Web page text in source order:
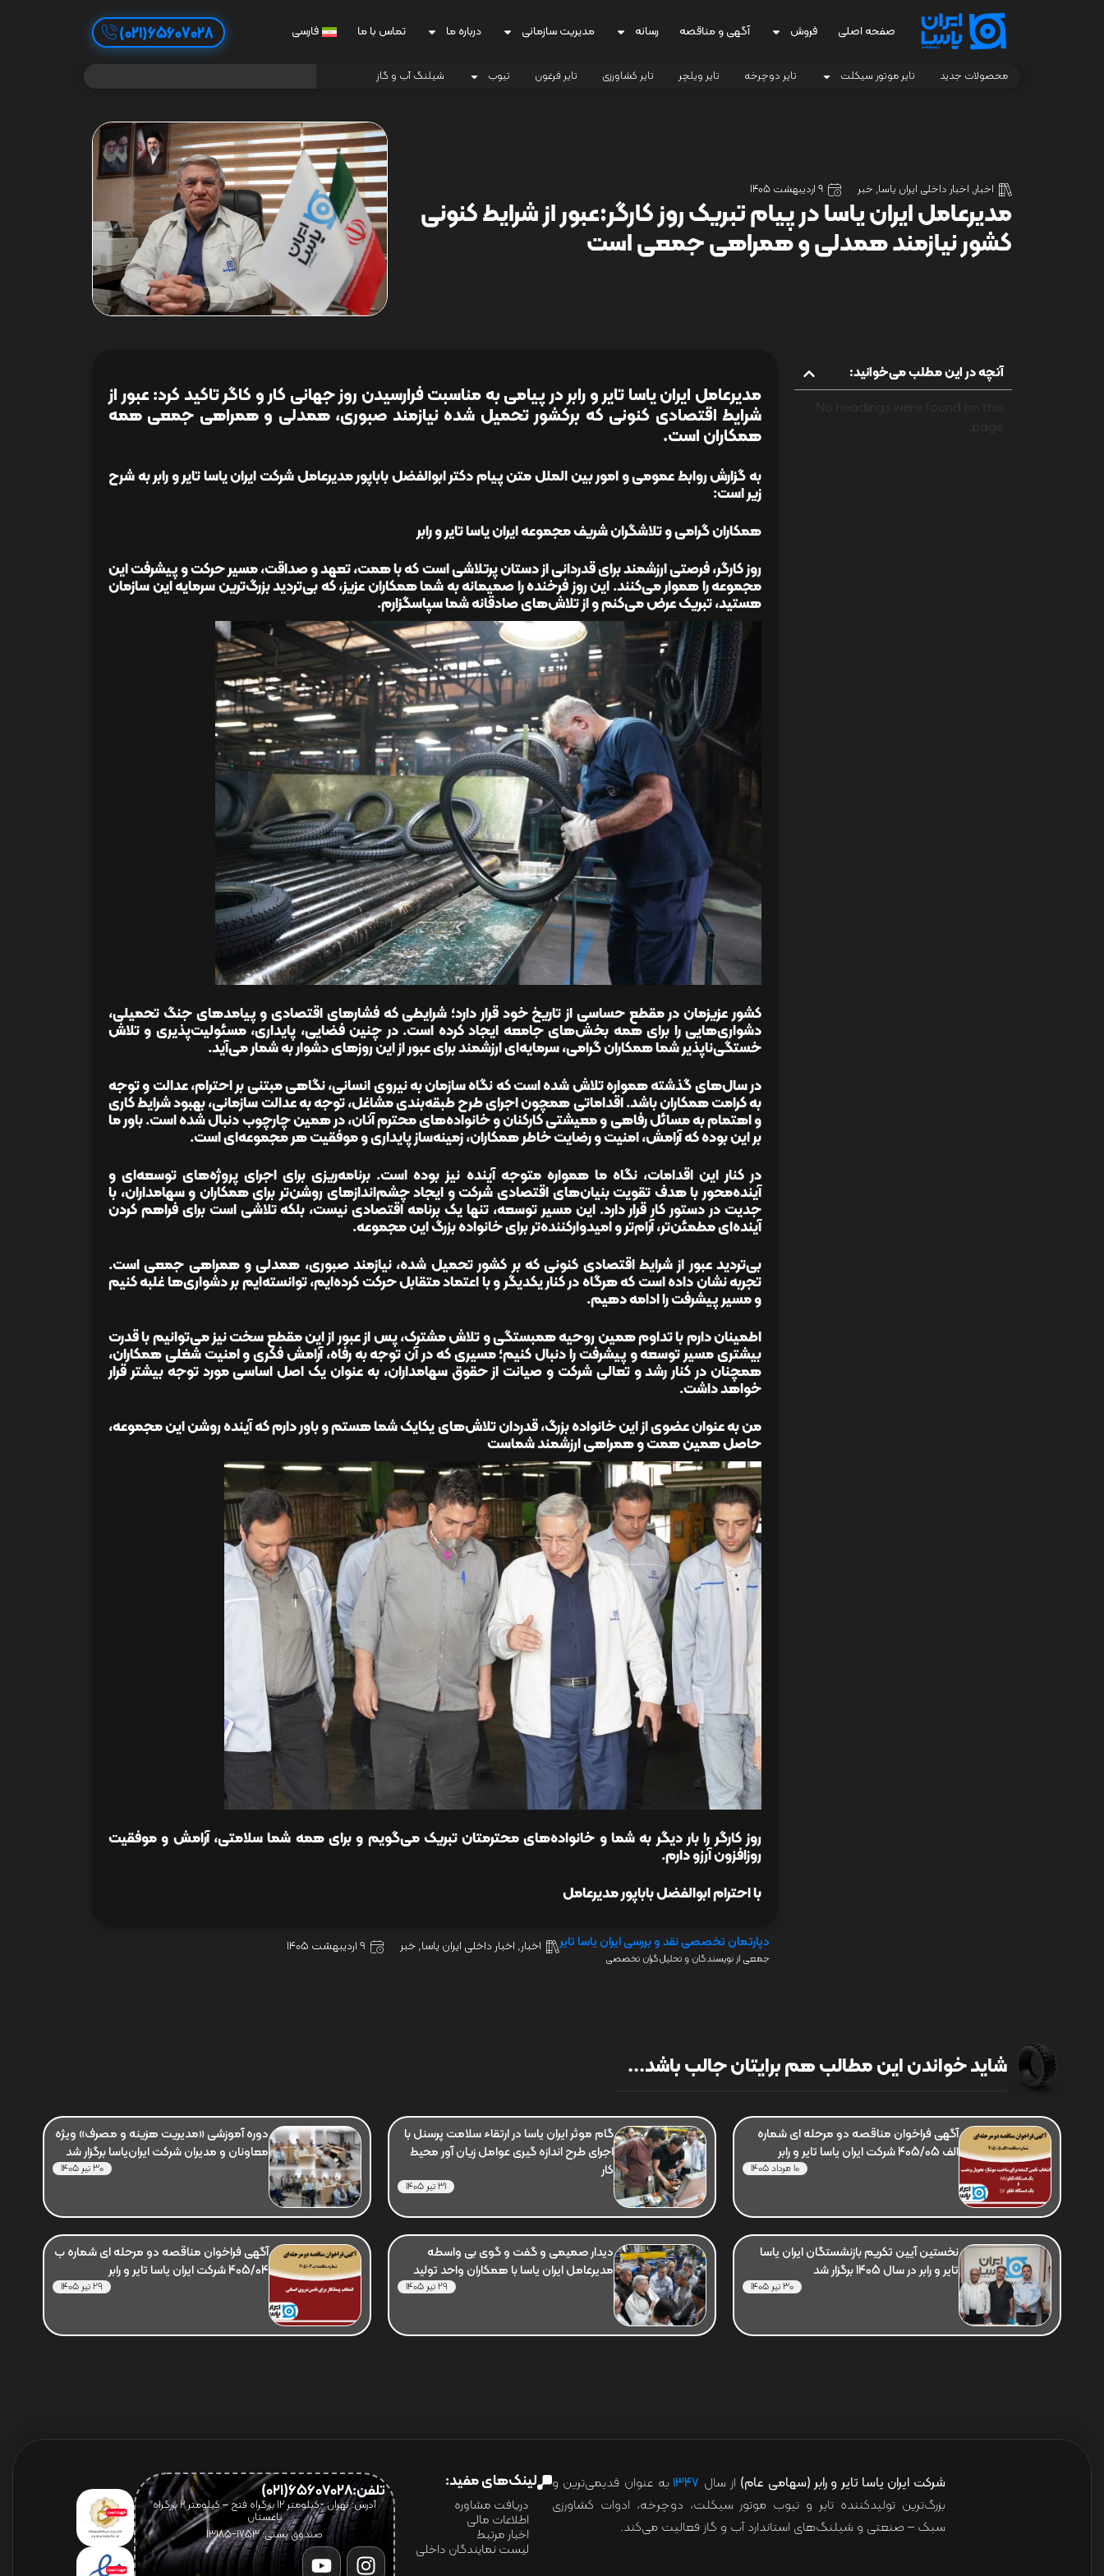
صفحه اصلی فروش آگهی و مناقصه رسانه مدیریت سازمانی درباره ما تماس با ما فارسی 65607028(021)
محصولات جدید تایر موتور سیکلت تایر دوچرخه تایر ویلچر تایر کشاورزی تایر فرغون تیوب شیلنگ آب و گاز
اخبار, اخبار داخلی ایران یاسا, خبر 9 اردیبهشت 1405
مدیرعامل ایران یاسا در پیام تبریک روز کارگر:عبور از شرایط کنونی
کشور نیازمند همدلی و همراهی جمعی است
آنچه در این مطلب می‌خوانید:
مدیرعامل ایران یاسا تایر و رابر در پیامی به مناسبت فرارسیدن روز جهانی کار و کاگر تاکید کرد: عبور از
شرایط اقتصادی کنونی که برکشور تحمیل شده نیازمند صبوری، همدلی و همراهی جمعی همه
همکاران است.
به گزارش روابط عمومی و امور بین الملل متن پیام دکتر ابوالفضل باباپور مدیرعامل شرکت ایران یاسا تایر و رابر به شرح
زیر است:
همکاران گرامی و تلاشگران شریف مجموعه ایران یاسا تایر و رابر
روز کارگر، فرصتی ارزشمند برای قدردانی از دستان پرتلاشی است که با همت، تعهد و صداقت، مسیر حرکت و پیشرفت این
مجموعه را هموار می‌کنند. این روز فرخنده را صمیمانه به شما همکاران عزیز، که بی‌تردید بزرگ‌ترین سرمایه این سازمان
هستید، تبریک عرض می‌کنم و از تلاش‌های صادقانه شما سپاسگزارم.
کشور عزیزمان در مقطع حساسی از تاریخ خود قرار دارد؛ شرایطی که فشارهای اقتصادی و پیامدهای جنگ تحمیلی،
دشواری‌هایی را برای همه بخش‌های جامعه ایجاد کرده است. در چنین فضایی، پایداری، مسئولیت‌پذیری و تلاش
خستگی‌ناپذیر شما همکاران گرامی، سرمایه‌ای ارزشمند برای عبور از این روزهای دشوار به شمار می‌آید.
در سال‌های گذشته همواره تلاش شده است که نگاه سازمان به نیروی انسانی، نگاهی مبتنی بر احترام، عدالت و توجه
به کرامت همکاران باشد. اقداماتی همچون اجرای طرح طبقه‌بندی مشاغل، توجه به عدالت سازمانی، بهبود شرایط کاری
و اهتمام به مسائل رفاهی و معیشتی کارکنان و خانواده‌های محترم آنان، در همین چارچوب دنبال شده است. باور ما
بر این بوده که آرامش، امنیت و رضایت خاطر همکاران، زمینه‌ساز پایداری و موفقیت هر مجموعه‌ای است.
در کنار این اقدامات، نگاه ما همواره متوجه آینده نیز بوده است. برنامه‌ریزی برای اجرای پروژه‌های توسعه‌ای و
آینده‌محور با هدف تقویت بنیان‌های اقتصادی شرکت و ایجاد چشم‌اندازهای روشن‌تر برای همکاران و سهامداران، با
جدیت در دستور کار قرار دارد. این مسیر توسعه، تنها یک برنامه اقتصادی نیست، بلکه تلاشی است برای فراهم کردن
آینده‌ای مطمئن‌تر، آرام‌تر و امیدوارکننده‌تر برای خانواده بزرگ این مجموعه.
بی‌تردید عبور از شرایط اقتصادی کنونی که بر کشور تحمیل شده، نیازمند صبوری، همدلی و همراهی جمعی است.
تجربه نشان داده است که هرگاه در کنار یکدیگر و با اعتماد متقابل حرکت کرده‌ایم، توانسته‌ایم بر دشواری‌ها غلبه کنیم
و مسیر پیشرفت را ادامه دهیم.
اطمینان دارم با تداوم همین روحیه همبستگی و تلاش مشترک، پس از عبور از این مقطع سخت نیز می‌توانیم با قدرت
بیشتری مسیر توسعه و پیشرفت را دنبال کنیم؛ مسیری که در آن توجه به رفاه، آرامش فکری و امنیت شغلی همکاران،
همچنان در کنار رشد و تعالی شرکت و صیانت از حقوق سهامداران، به عنوان یک اصل اساسی مورد توجه بیشتر قرار
خواهد داشت.
من به عنوان عضوی از این خانواده بزرگ، قدردان تلاش‌های یکایک شما هستم و باور دارم که آینده روشن این مجموعه،
حاصل همین همت و همراهی ارزشمند شماست
روز کارگر را بار دیگر به شما و خانواده‌های محترمتان تبریک می‌گویم و برای همه شما سلامتی، آرامش و موفقیت
روزافزون آرزو دارم.
با احترام ابوالفضل باباپور مدیرعامل
دپارتمان تخصصی نقد و بررسی ایران یاسا تایر
جمعی از نویسندگان و تحلیل‌گران تخصصی
اخبار, اخبار داخلی ایران یاسا,خبر 9 اردیبهشت 1405
شاید خواندن این مطالب هم برایتان جالب باشد...
آگهی فراخوان مناقصه دو مرحله ای شماره
الف 405/05 شرکت ایران یاسا تایر و رابر
10 مرداد 1405
گام موثر ایران یاسا در ارتقاء سلامت پرسنل با
اجرای طرح اندازه گیری عوامل زیان آور محیط
کار
31 تیر 1405
دوره آموزشی «مدیریت هزینه و مصرف» ویژه
معاونان و مدیران شرکت ایران‌یاسا برگزار شد
30 تیر 1405
نخستین آیین تکریم بازنشستگان ایران یاسا
تایر و رابر در سال 1405 برگزار شد
30 تیر 1405
دیدار صمیمی و گفت و گوی بی واسطه
مدیرعامل ایران یاسا با همکاران واحد تولید
29 تیر 1405
آگهی فراخوان مناقصه دو مرحله ای شماره ب
405/04 شرکت ایران یاسا تایر و رابر
29 تیر 1405
شرکت ایران یاسا تایر و رابر (سهامی عام) از سال ۱۳۴۷ به عنوان قدیمی‌ترین و
بزرگ‌ترین تولیدکننده تایر و تیوب موتور سیکلت، دوچرخه، ادوات کشاورزی
سبک – صنعتی و شیلنگ‌های استاندارد آب و گاز فعالیت می‌کند.
لینک‌های مفید:
دریافت مشاوره
اطلاعات مالی
اخبار مرتبط
لیست نمایندگان داخلی
تلفن:65607028(021)
آدرس: تهران -کیلومتر 12 بزرگراه فتح – کیلومتر ۲ بزرگراه
باغستان
صندوق پستی: 1753-13185